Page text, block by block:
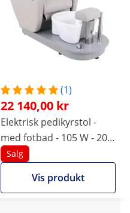
(1)
22 140,00 kr
Elektrisk pedikyrstol -
med fotbad - 105 W - 200
kg - grå
Salg
Vis produkt